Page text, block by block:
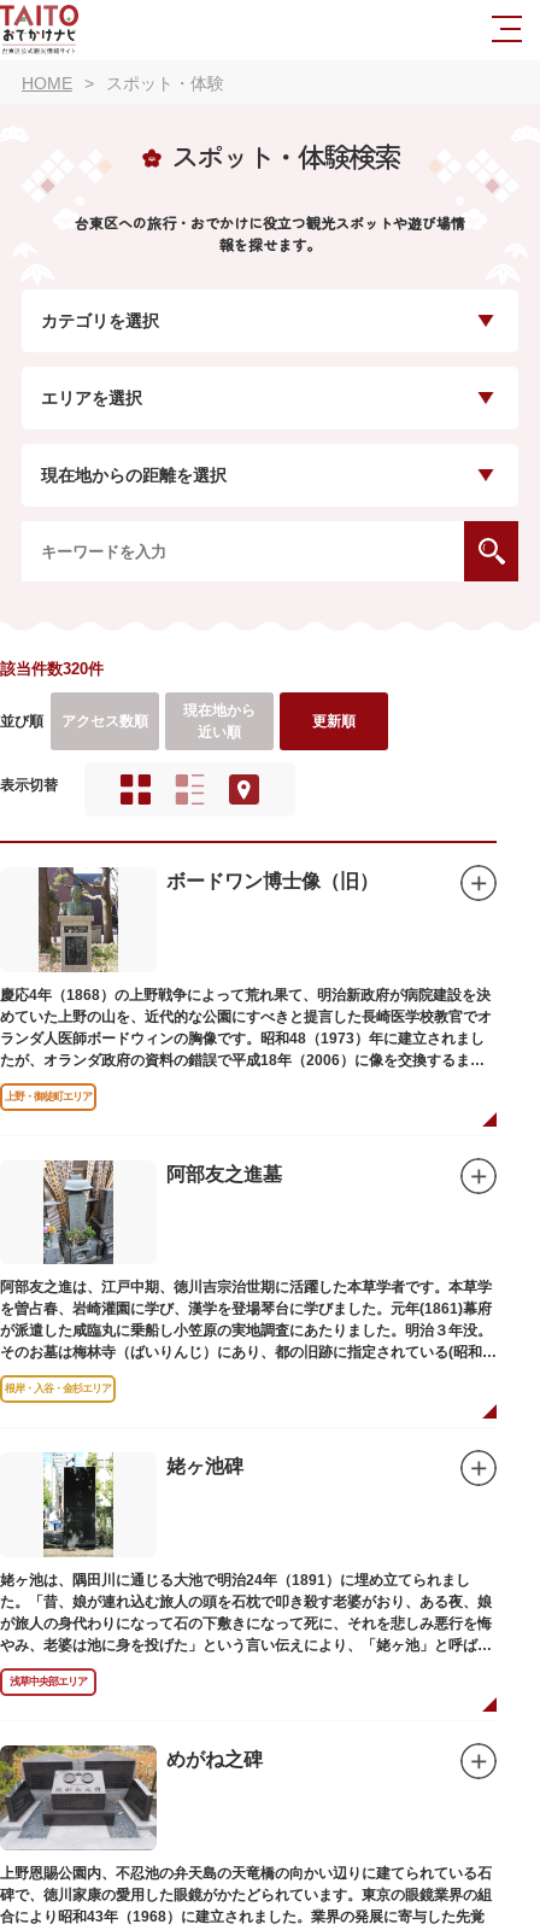
HOME スポット・体験
スポット・体験検索
台東区への旅行・おでかけに役立つ観光スポットや遊び場情
報を探せます。
カテゴリを選択
エリアを選択
現在地からの距離を選択
該当件数320件
並び順 アクセス数順
現在地から
近い順
更新順
表示切替
ボードワン博士像（旧）
慶応4年（1868）の上野戦争によって荒れ果て、明治新政府が病院建設を決
めていた上野の山を、近代的な公園にすべきと提言した長崎医学校教官でオ
ランダ人医師ボードウィンの胸像です。昭和48（1973）年に建立されまし
たが、オランダ政府の資料の錯誤で平成18年（2006）に像を交換するまで
は博士の弟の像でした。
上野・御徒町エリア
阿部友之進墓
阿部友之進は、江戸中期、徳川吉宗治世期に活躍した本草学者です。本草学
を曽占春、岩崎灌園に学び、漢学を登場琴台に学びました。元年(1861)幕府
が派遣した咸臨丸に乗船し小笠原の実地調査にあたりました。明治３年没。
そのお墓は梅林寺（ばいりんじ）にあり、都の旧跡に指定されている(昭和３
年指定)。
根岸・入谷・金杉エリア
姥ヶ池碑
姥ヶ池は、隅田川に通じる大池で明治24年（1891）に埋め立てられまし
た。「昔、娘が連れ込む旅人の頭を石枕で叩き殺す老婆がおり、ある夜、娘
が旅人の身代わりになって石の下敷きになって死に、それを悲しみ悪行を悔
やみ、老婆は池に身を投げた」という言い伝えにより、「姥ヶ池」と呼ばれ
ていました。その碑は花川戸公園内にあります。
浅草中央部エリア
めがね之碑
上野恩賜公園内、不忍池の弁天島の天竜橋の向かい辺りに建てられている石
碑で、徳川家康の愛用した眼鏡がかたどられています。東京の眼鏡業界の組
合により昭和43年（1968）に建立されました。業界の発展に寄与した先覚